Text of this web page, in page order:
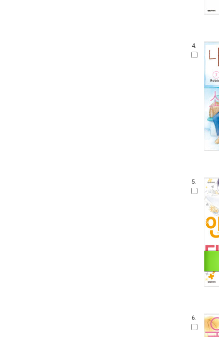
4.
5.
6.